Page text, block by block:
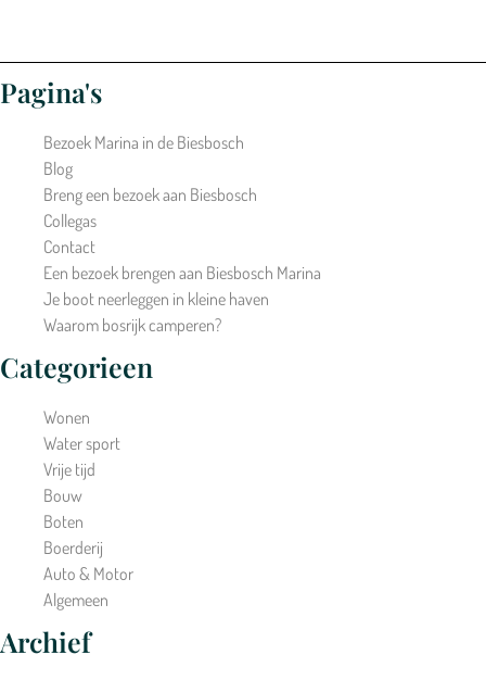
Pagina's
Bezoek Marina in de Biesbosch
Blog
Breng een bezoek aan Biesbosch
Collegas
Contact
Een bezoek brengen aan Biesbosch Marina
Je boot neerleggen in kleine haven
Waarom bosrijk camperen?
Categorieen
Wonen
Water sport
Vrije tijd
Bouw
Boten
Boerderij
Auto & Motor
Algemeen
Archief